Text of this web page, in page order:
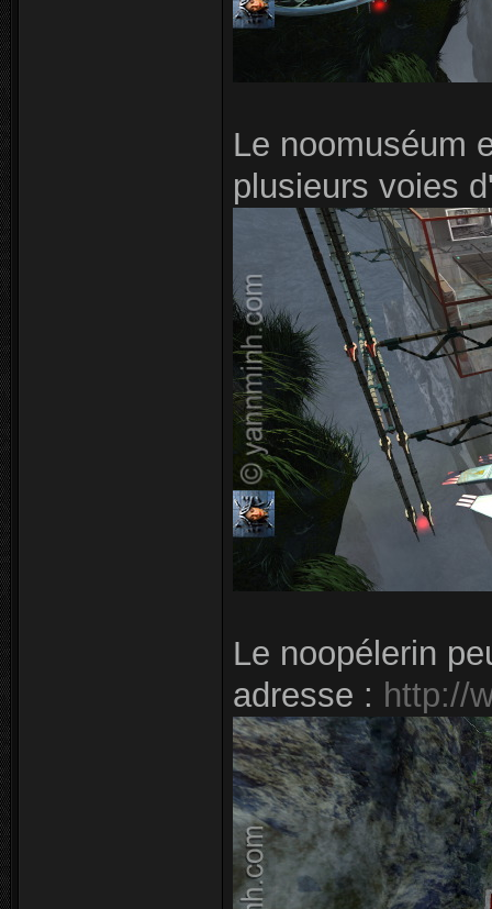
Le noomuséum
plusieurs voies
Le noopélerin
adresse : http://